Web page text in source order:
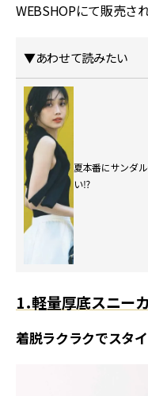
WEBSHOPにて販売され
▼あわせて読みたい
夏本番にサンダ
い⁉
1．軽量厚底スニー
着脱ラクラクでスタ